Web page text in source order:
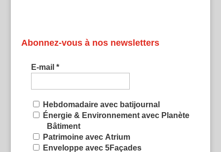
Abonnez-vous à nos newsletters
E-mail *
Hebdomadaire avec batijournal
Énergie & Environnement avec Planète
Bâtiment
Patrimoine avec Atrium
Enveloppe avec 5Façades